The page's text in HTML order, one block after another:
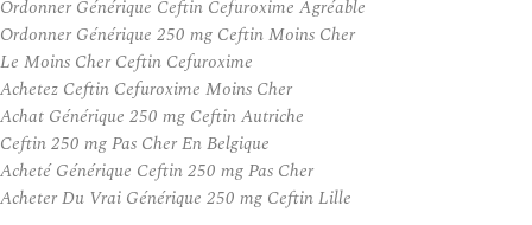
Ordonner Générique Ceftin Cefuroxime Agréable
Ordonner Générique 250 mg Ceftin Moins Cher
Le Moins Cher Ceftin Cefuroxime
Achetez Ceftin Cefuroxime Moins Cher
Achat Générique 250 mg Ceftin Autriche
Ceftin 250 mg Pas Cher En Belgique
Acheté Générique Ceftin 250 mg Pas Cher
Acheter Du Vrai Générique 250 mg Ceftin Lille